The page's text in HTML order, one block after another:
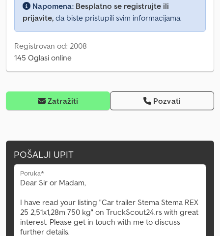
Napomena: Besplatno se registrujte ili
prijavite, da biste pristupili svim informacijama.
Registrovan od: 2008
145 Oglasi online
Zatražiti Pozvati
POŠALJI UPIT
Poruka*